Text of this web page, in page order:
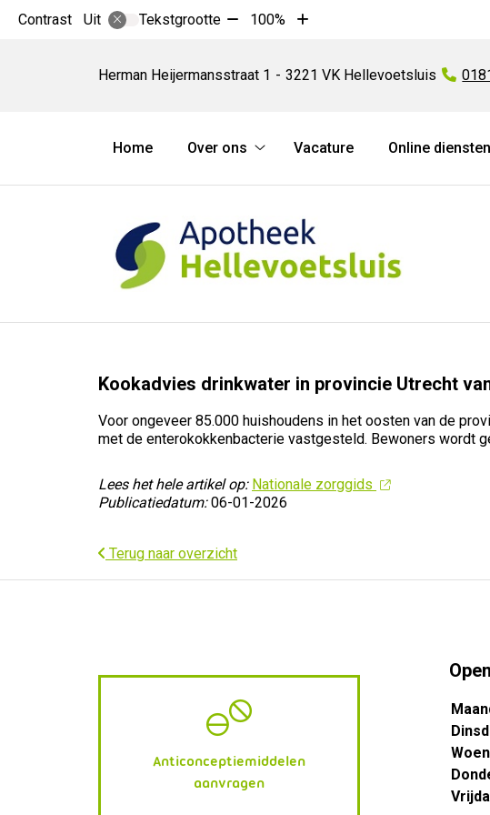
Contrast Uit Tekstgrootte Tekst
10%
100%
Tekst
10%
HellevoetsluisHerman Heijermansstraat 1 3221 VK Hellevoetsluis Tel:
Hoofdmenu
Home
Over ons
ons
Vacature
Online diensten
Kookadvies drinkwater in provincie Utrecht
Voor ongeveer 85.000 huishoudens in het oosten van de
met de enterokokkenbacterie vastgesteld. Bewoners wordt
Lees het hele artikel op: Nationale zorggids
Publicatiedatum:06-01-2026
Terug naar overzicht
Anticonceptiemiddelen
aanvragen